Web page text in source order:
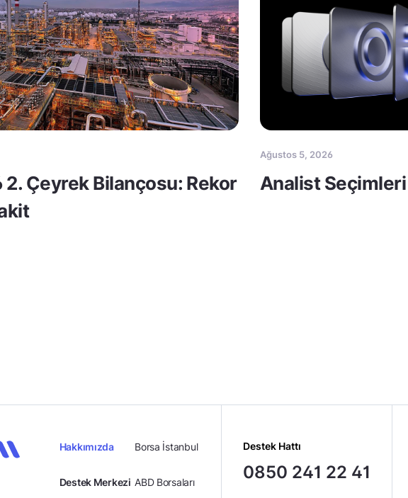
Çeyrek Bilançosu: Rekor
Ağustos 5, 2026
Analist Seçimleri
Hakkımızda
Destek Merkezi
Borsa İstanbul
ABD Borsaları
Destek Hattı
0850 241 22 41